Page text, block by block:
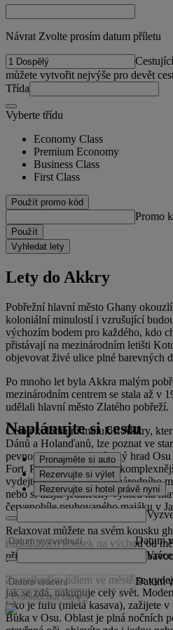
Návrat Zvolte prosím datum příletu
Cestující
můžete vytvořit nejvýše pro devět
Třída
Vyberte třídu
Economy Class
Premium Economy
Business Class
First Class
Použít promo kód
Promo
Použít
Vyhledat lety
Lety do Akkry
Pobřežní hlavní město Ghany
koloniální minulostí i vzrušující
výchozím bodem pro každého, kdo
přistávají na mezinárodním letišti
objevovat živé ulice plné barevných
Po mnoho let byla Akkra malým
mezinárodním centrem se stala až v
udělali hlavní město Zlatého pobřeží.
Celou koloniální minulost Akkry,
Dánů a Holanďanů, lze poznat ve
pevnost Fort James, dánský hrad
Fort. Pokud chcete získat
vydejte se do ghanského národního
nebo si užijte jedinečný výhled na
červenobíle pruhovaného majáku v
Relaxovat můžete na svém kousku
rozkládá jen kousek na východ od
přicházejí obyvatelé města za
Za nejlepším jídlem ve městě se
jak se zdá, nakupuje celý svět.
jako je fufu (mletá kasava), zažijete
Buka v Osu. Oblast je plná nočních
Naplánujte si cestu
Pronajměte si auto
Rezervujte si výlet
Rezervujte si hotel právě nyní
Datum
Datum
Prohlédnout ceny